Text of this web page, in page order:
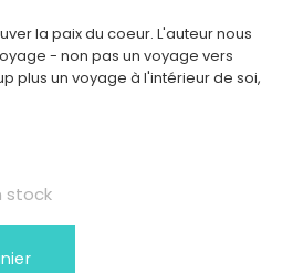
la paix du coeur. L'auteur nous
- non pas un voyage vers
plus un voyage à l'intérieur de soi,
stock